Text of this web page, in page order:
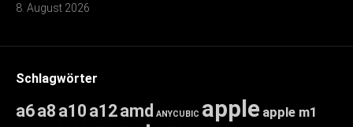
8. August 2026
Schlagwörter
a6a8 a10 a12amd ANYCUBIC apple apple m1